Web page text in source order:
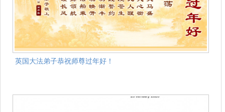
英国大法弟子恭祝师尊过年好！